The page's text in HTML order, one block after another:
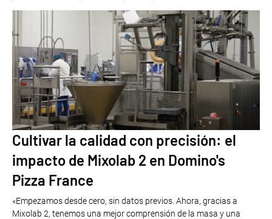
Cultivar la calidad con precisión: el
impacto de Mixolab 2 en Domino's
Pizza France
«Empezamos desde cero, sin datos previos. Ahora, gracias a
Mixolab 2, tenemos una mejor comprensión de la masa y una